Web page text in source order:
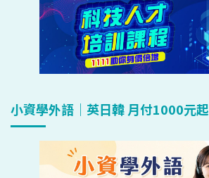
小資學外語｜英日韓 月付1000元起